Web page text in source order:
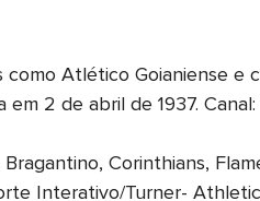
Atlético Goianiense e
2 de abril de 1937. Canal:
Corinthians,
Interativo/Turner-